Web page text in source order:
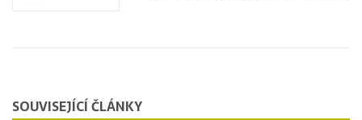
SOUVISEJÍCÍ ČLÁNKY